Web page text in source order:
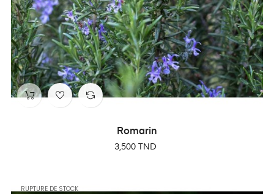
Romarin
Prix
3,500 TND
RUPTURE DE STOCK